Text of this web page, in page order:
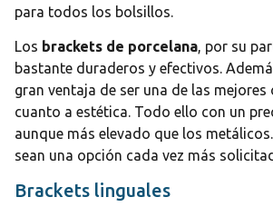
para todos los bolsillos.
Los brackets de porcelana, por su
bastante duraderos y efectivos.
gran ventaja de ser una de las mejores
cuanto a estética. Todo ello con un
aunque más elevado que los
sean una opción cada vez más
Brackets linguales